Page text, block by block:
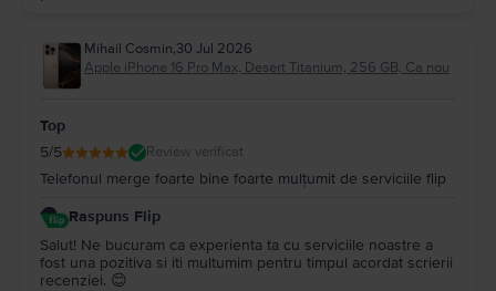
Mihail Cosmin,30 Jul 2026
Apple iPhone 16 Pro Max, Desert Titanium, 256 GB, Ca nou
Top
5/5 Review verificat
Telefonul merge foarte bine foarte mulțumit de serviciile flip
Raspuns Flip
Salut! Ne bucuram ca experienta ta cu serviciile noastre a
fost una pozitiva si iti multumim pentru timpul acordat scrierii
recenziei. 😊